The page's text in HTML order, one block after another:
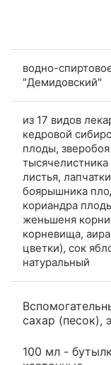
водно-
"Демидовский"
из 17 видов
кедровой
плоды,
листья,
боярышника
кориандра
женьшеня
корневища,
цветки), сок
натуральный
сахар (песок),
100 мл -